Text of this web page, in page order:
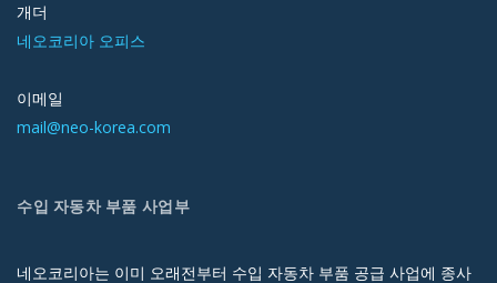
개더
네오코리아 오피스
이메일
mail@neo-korea.com
수입 자동차 부품 사업부
네오코리아는 이미 오래전부터 수입 자동차 부품 공급 사업에 종사